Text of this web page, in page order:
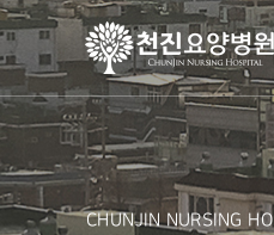
CHUNJIN NURSING